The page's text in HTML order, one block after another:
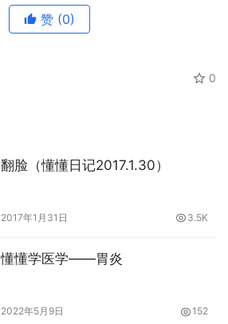
赞 (0)
0
翻脸（懂懂日记2017.1.30）
2017年1月31日 3.5K
懂懂学医学——胃炎
2022年5月9日 152